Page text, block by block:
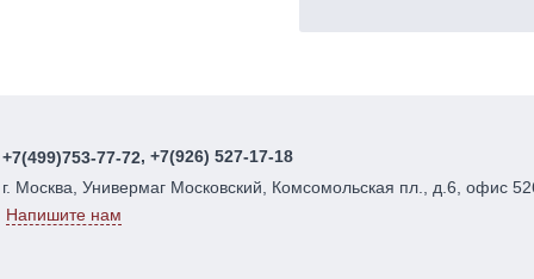
+7(499)753-77-72, +7(926) 527-17-18
г. Москва, Универмаг Московский, Комсомольская пл., д.6, офис
Напишите нам